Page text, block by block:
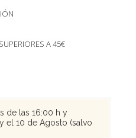
A 45€
de las 16:00 h y
el 10 de Agosto (salvo